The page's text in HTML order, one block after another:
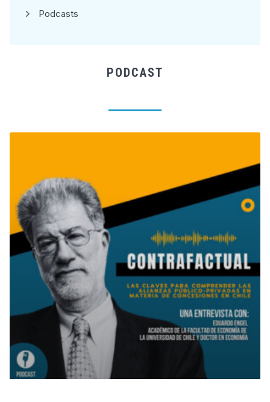
Podcasts
PODCAST